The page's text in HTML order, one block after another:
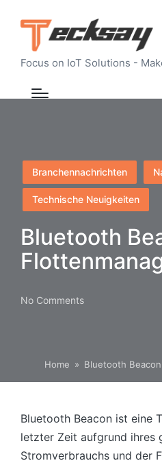
Focus on IoT Solutions -
Posted
in
Branchennachrichten
Technische Neuigkeiten
Bluetooth
No Comments
Home » Bluetooth
Bluetooth Beacon ist eine
letzter Zeit aufgrund ihres
Stromverbrauchs und der